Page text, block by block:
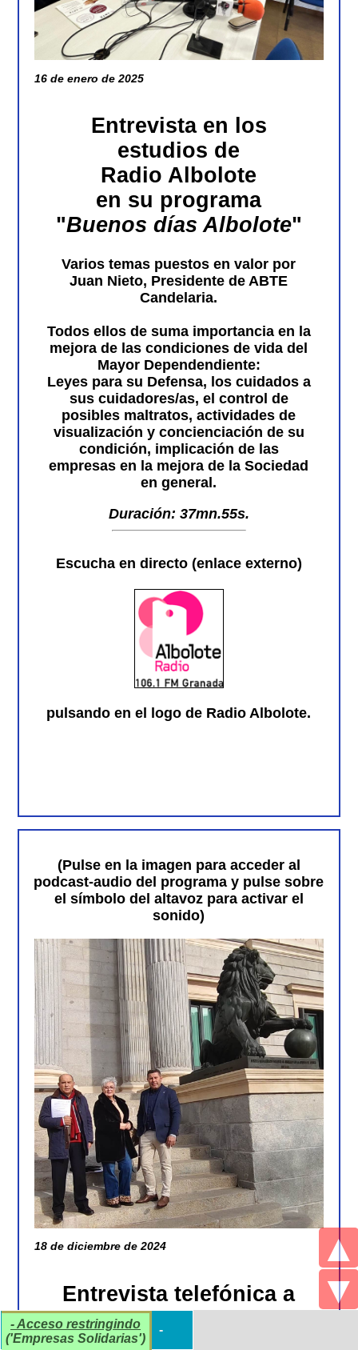
16 de enero de 2025
Entrevista en los
estudios de
Radio Albolote
en su programa
"Buenos días Albolote"
Varios temas puestos en valor por
Juan Nieto, Presidente de ABTE
Candelaria.
Todos ellos de suma importancia en la
mejora de las condiciones de vida del
Mayor Dependendiente:
Leyes para su Defensa, los cuidados a
sus cuidadores/as, el control de
posibles maltratos, actividades de
visualización y concienciación de su
condición, implicación de las
empresas en la mejora de la Sociedad
en general.
Duración: 37mn.55s.
Escucha en directo (enlace externo)
pulsando en el logo de Radio Albolote.
(Pulse en la imagen para acceder al
podcast-audio del programa y pulse sobre
el símbolo del altavoz para activar el
sonido)
18 de diciembre de 2024
Entrevista telefónica a
Juan Nieto desde
Radio Albolote
- Acceso restringindo
('Empresas Solidarias')
+ reset -
▲
▼
- Acceso restringindo
('Empresas Solidarias')